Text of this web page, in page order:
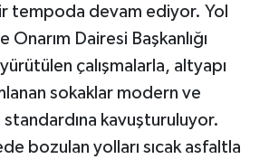
tempoda devam ediyor. Yol
Onarım Dairesi Başkanlığı
çalışmalarla, altyapı
sokaklar modern ve
standardına kavuşturuluyor.
bozulan yolları sıcak asfaltla